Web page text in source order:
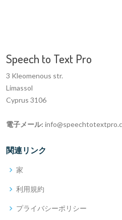
Speech to Text Pro
3 Kleomenous str.
Limassol
Cyprus 3106
電子メール:
関連リンク
家
利用規約
プライバシーポリシー